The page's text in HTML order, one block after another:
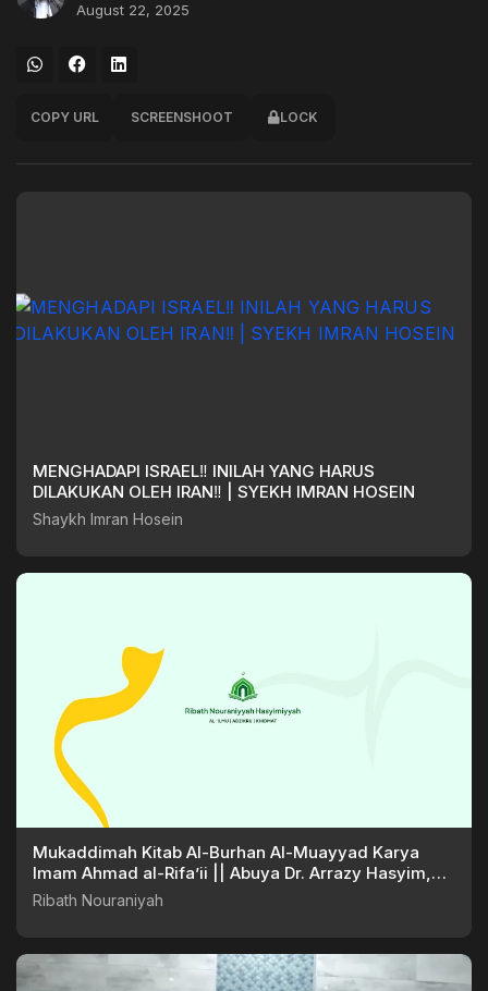
August 22, 2025
COPY URL SCREENSHOOT LOCK
MENGHADAPI ISRAEL‼️ INILAH YANG HARUS
DILAKUKAN OLEH IRAN‼️ | SYEKH IMRAN HOSEIN
Shaykh Imran Hosein
Mukaddimah Kitab Al-Burhan Al-Muayyad Karya
Imam Ahmad al-Rifa’ii || Abuya Dr. Arrazy Hasyim,
MA.Hum
Ribath Nouraniyah